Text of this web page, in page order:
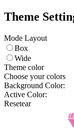
Theme
Mode Layout
Box
Wide
Theme color
Choose your colors
Background Color:
Active Color:
Resetear